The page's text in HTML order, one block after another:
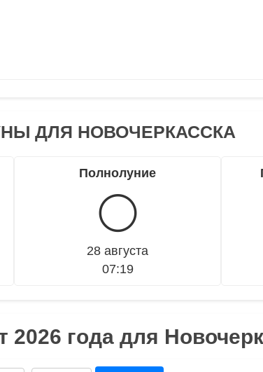
ДЛЯ НОВОЧЕРКАССКА
Полнолуние
🌕
28 августа
07:19
года для